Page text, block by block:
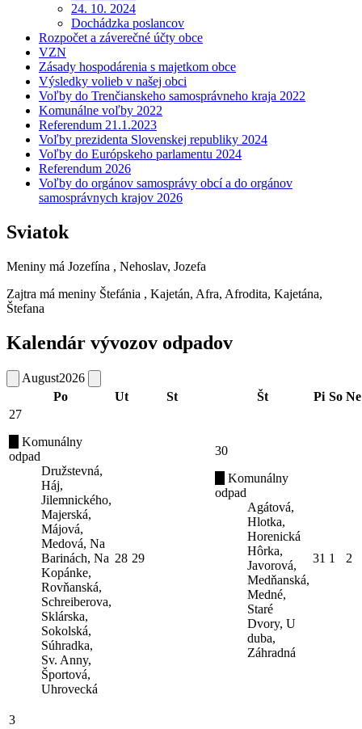
24. 10. 2024
Dochádzka poslancov
Rozpočet a záverečné účty obce
VZN
Zásady hospodárenia s majetkom obce
Výsledky volieb v našej obci
Voľby do Trenčianskeho samosprávneho kraja 2022
Komunálne voľby 2022
Referendum 21.1.2023
Voľby prezidenta Slovenskej republiky 2024
Voľby do Európskeho parlamentu 2024
Referendum 2026
Voľby do orgánov samosprávy obcí a do orgánov
samosprávnych krajov 2026
Sviatok
Meniny má Jozefína , Nehoslav, Jozefa
Zajtra má meniny Štefánia , Kajetán, Afra, Afrodita, Kajetána,
Štefana
Kalendár vývozov odpadov
August2026
Po
Ut St Št Pi So Ne
27
Komunálny
odpad
Družstevná,
Háj,
Jilemnického,
Majerská,
Májová,
Medová, Na
Barinách, Na
Kopánke,
Rovňanská,
Schreiberova,
Sklárska,
Sokolská,
Súhradka,
Sv. Anny,
Športová,
Uhrovecká
28 29
30
Komunálny
odpad
Agátová,
Hlotka,
Horenická
Hôrka,
Javorová,
Medňanská,
Medné,
Staré
Dvory, U
duba,
Záhradná
31 1 2
3